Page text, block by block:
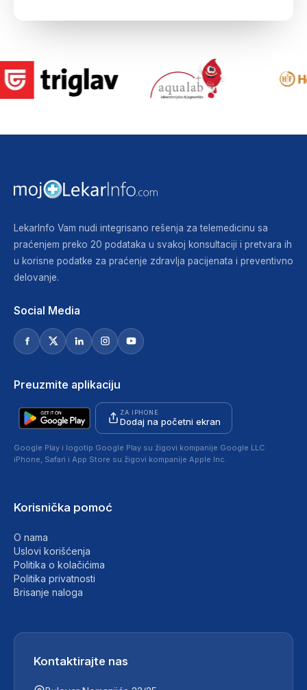
LekarInfo Vam nudi integrisano rešenja za telemedicinu sa
praćenjem preko 20 podataka u svakoj konsultaciji i pretvara ih
u korisne podatke za praćenje zdravlja pacijenata i preventivno
delovanje.
Social Media
Preuzmite aplikaciju
ZA IPHONE
Dodaj na početni ekran
Google Play i logotip Google Play su žigovi kompanije Google LLC.
iPhone, Safari i App Store su žigovi kompanije Apple Inc.
Korisnička pomoć
O nama
Uslovi korišćenja
Politika o kolačićima
Politika privatnosti
Brisanje naloga
Kontaktirajte nas